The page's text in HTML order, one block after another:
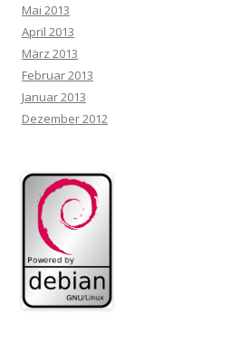
Mai 2013
April 2013
März 2013
Februar 2013
Januar 2013
Dezember 2012